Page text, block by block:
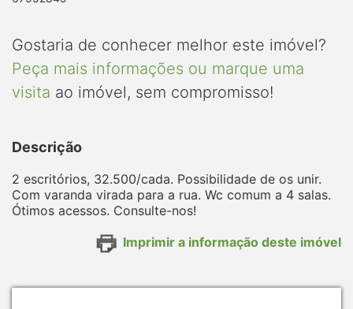
Gostaria de conhecer melhor este imóvel?
Peça mais informações ou marque uma
visita ao imóvel, sem compromisso!
Descrição
2 escritórios, 32.500/cada. Possibilidade de os unir.
Com varanda virada para a rua. Wc comum a 4 salas.
Ótimos acessos. Consulte-nos!
Imprimir a informação deste imóvel